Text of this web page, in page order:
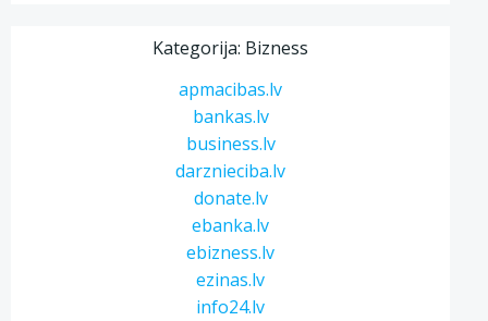
Kategorija: Bizness
apmacibas.lv
bankas.lv
business.lv
darznieciba.lv
donate.lv
ebanka.lv
ebizness.lv
ezinas.lv
info24.lv